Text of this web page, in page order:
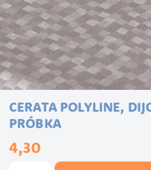
początek
CERATA POLYLINE,
PRÓBKA
4,30